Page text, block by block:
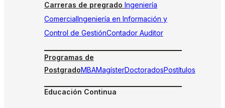
Carreras de pregrado Ingeniería
ComercialIngeniería en Información y
Control de GestiónContador Auditor
Programas de
PostgradoMBAMagísterDoctoradosPostítulos
Educación Continua